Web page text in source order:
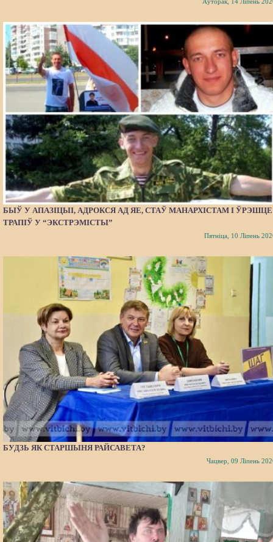
БЫЎ У АПАЗІЦЫІ, АДРОКСЯ АД ЯЕ, СТАЎ МАНАРХІСТАМ І ЎРЭШЦЕ
ТРАПІЎ У “ЭКСТРЭМІСТЫ”
Пятніца, 10 Ліпень
БУДЗЬ ЯК СТАРШЫНЯ РАЙСАВЕТА?
Чацвер, 09 Ліпень